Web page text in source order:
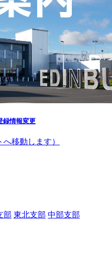
録情報変更
へ移動します）
部 東北支部 中部支部